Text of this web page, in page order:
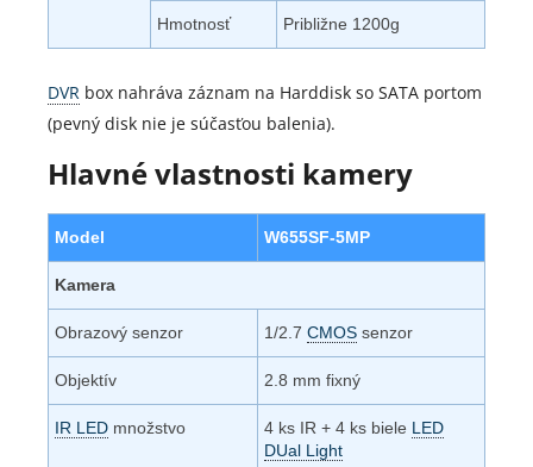
Hmotnosť Približne 1200g
DVR box nahráva záznam na Harddisk so SATA portom
(pevný disk nie je súčasťou balenia).
Hlavné vlastnosti kamery
Model W655SF-5MP
Kamera
Obrazový senzor 1/2.7 CMOS senzor
Objektív 2.8 mm fixný
IR LED množstvo 4 ks IR + 4 ks biele LED
DUal Light